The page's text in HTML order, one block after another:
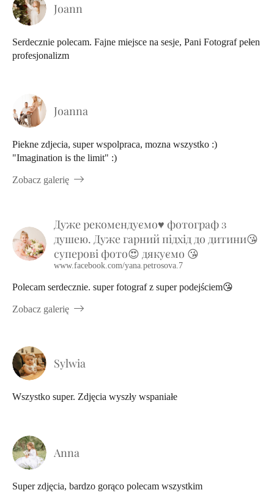
Joann
Serdecznie polecam. Fajne miejsce na sesje, Pani Fotograf pełen
profesjonalizm
Joanna
Piekne zdjecia, super wspolpraca, mozna wszystko :)
"Imagination is the limit" :)
Zobacz galerię
Дуже рекомендуємо♥️ фотограф з
душею. Дуже гарний підхід до дитини😘
суперові фото😍 дякуємо 😘
www.facebook.com/yana.petrosova.7
Polecam serdecznie. super fotograf z super podejściem😘
Zobacz galerię
Sylwia
Wszystko super. Zdjęcia wyszły wspaniałe
Anna
Super zdjęcia, bardzo gorąco polecam wszystkim